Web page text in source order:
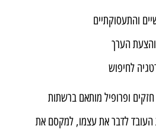
והתעסוקתיים
והצעת הערך
לחיפוש
ופרופיל מותאם ברשתות
העובד לדבר את עצמו, למקסם את